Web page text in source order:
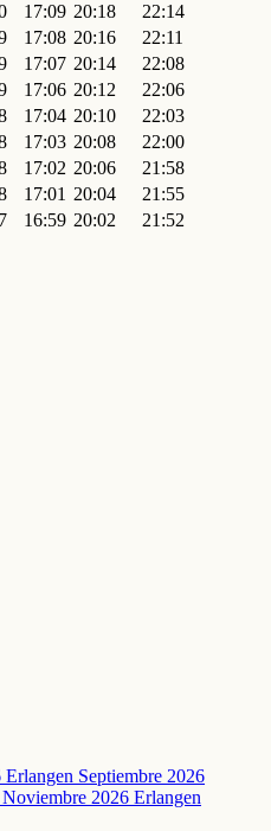
17:09 20:18
22:14
17:08 20:16
22:11
17:07 20:14
22:08
17:06 20:12
22:06
17:04 20:10
22:03
17:03 20:08
22:00
17:02 20:06
21:58
17:01 20:04
21:55
16:59 20:02 21:52
Erlangen Septiembre 2026
Noviembre 2026 Erlangen